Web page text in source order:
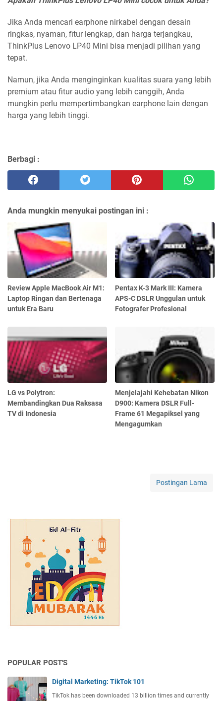
Jika Anda mencari earphone nirkabel dengan desain
ringkas, nyaman, fitur lengkap, dan harga terjangkau,
ThinkPlus Lenovo LP40 Mini bisa menjadi pilihan yang
tepat.
Namun, jika Anda menginginkan kualitas suara yang lebih
premium atau fitur audio yang lebih canggih, Anda
mungkin perlu mempertimbangkan earphone lain dengan
harga yang lebih tinggi.
Berbagi :
Anda mungkin menyukai postingan ini :
Review Apple MacBook Air M1:
Laptop Ringan dan Bertenaga
untuk Era Baru
Pentax K-3 Mark III: Kamera
APS-C DSLR Unggulan untuk
Fotografer Profesional
LG vs Polytron:
Membandingkan Dua Raksasa
TV di Indonesia
Menjelajahi Kehebatan Nikon
D900: Kamera DSLR Full-
Frame 61 Megapiksel yang
Mengagumkan
Postingan Lama
POPULAR POST'S
Digital Marketing: TikTok 101
TikTok has been downloaded 13 billion times and currently